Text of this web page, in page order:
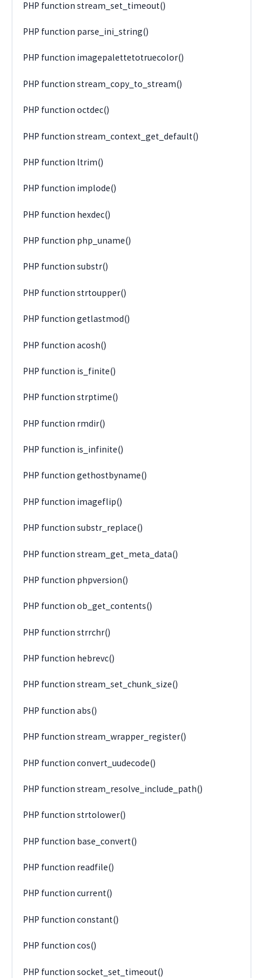
PHP function stream_set_timeout()
PHP function parse_ini_string()
PHP function imagepalettetotruecolor()
PHP function stream_copy_to_stream()
PHP function octdec()
PHP function stream_context_get_default()
PHP function ltrim()
PHP function implode()
PHP function hexdec()
PHP function php_uname()
PHP function substr()
PHP function strtoupper()
PHP function getlastmod()
PHP function acosh()
PHP function is_finite()
PHP function strptime()
PHP function rmdir()
PHP function is_infinite()
PHP function gethostbyname()
PHP function imageflip()
PHP function substr_replace()
PHP function stream_get_meta_data()
PHP function phpversion()
PHP function ob_get_contents()
PHP function strrchr()
PHP function hebrevc()
PHP function stream_set_chunk_size()
PHP function abs()
PHP function stream_wrapper_register()
PHP function convert_uudecode()
PHP function stream_resolve_include_path()
PHP function strtolower()
PHP function base_convert()
PHP function readfile()
PHP function current()
PHP function constant()
PHP function cos()
PHP function socket_set_timeout()